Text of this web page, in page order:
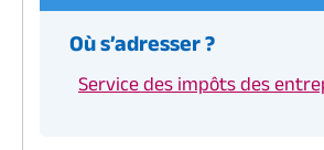
Où s’adresser ?
Service des impôts des